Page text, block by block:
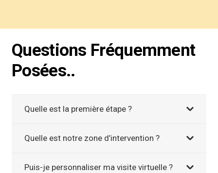
Questions Fréquemment
Posées..
Quelle est la première étape ?
Quelle est notre zone d’intervention ?
Puis-je personnaliser ma visite virtuelle ?